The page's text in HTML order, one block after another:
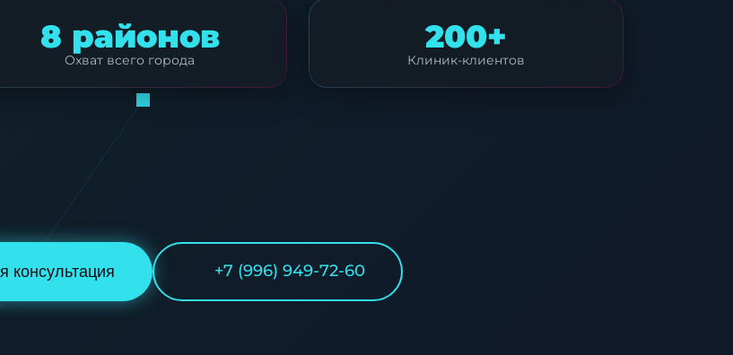
8 районов
Охват всего города
200+
Клиник-клиентов
консультация +7 (996) 949-72-60